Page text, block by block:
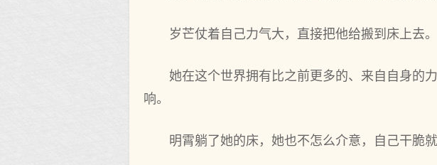
岁芒仗着自己力气大，直接把他给搬到床上去。
她在这个世界拥有比之前更多的、来自自身的
响。
明霄躺了她的床，她也不怎么介意，自己干脆